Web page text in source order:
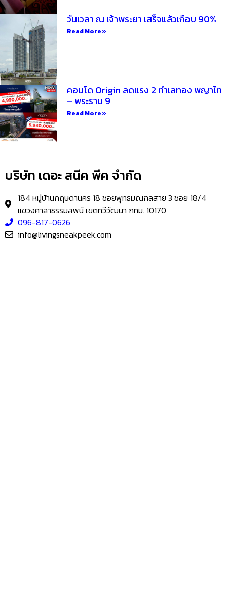
วันเวลา ณ เจ้าพระยา เสร็จแล้วเกือบ 90%
Read More »
คอนโด Origin ลดแรง 2 ทำเลทอง พญาไท
– พระราม 9
Read More »
บริษัท เดอะ สนีค พีค จำกัด
184 หมู่บ้านกฤษดานคร 18 ซอยพุทธมณฑลสาย 3 ซอย 18/4
แขวงศาลาธรรมสพน์ เขตทวีวัฒนา กทม. 10170
096-817-0626
info@livingsneakpeek.com